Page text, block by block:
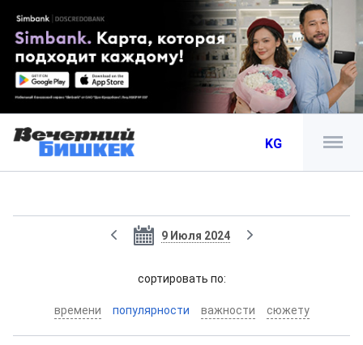
KG
9 Июля 2024
cортировать по:
времени популярности важности сюжету